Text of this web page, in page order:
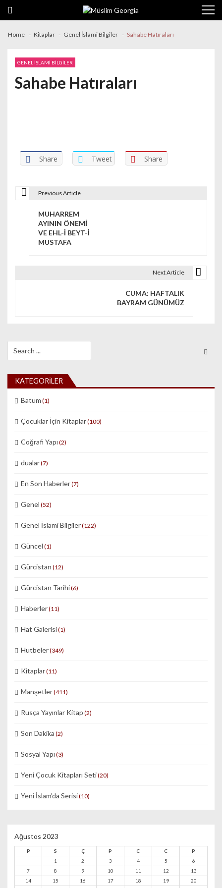
Home Kitaplar Genel İslami Bilgiler Sahabe Hatıraları
GENEL İSLAMI BILGILER
Sahabe Hatıraları
Share Tweet Share
Previous Article
MUHARREM
AYININ ÖNEMİ
VE EHL-İ BEYT-İ
MUSTAFA
Next Article
CUMA: HAFTALIK
BAYRAM GÜNÜMÜZ
KATEGORILER
Batum (1)
Çocuklar İçin Kitaplar(100)
Coğrafi Yapı (2)
dualar(7)
En Son Haberler(7)
Genel (52)
Genel İslami Bilgiler(122)
Güncel (1)
Gürcistan (12)
Gürcistan Tarihi(6)
Haberler(11)
Hat Galerisi(1)
Hutbeler(349)
Kitaplar(11)
Manşetler(411)
Rusça Yayınlar Kitap (2)
Son Dakika (2)
Sosyal Yapı (3)
Yeni Çocuk Kitapları Seti(20)
Yeni İslam'da Serisi(10)
Ağustos 2023
P S Ç P C C
P
1
2 3 4 5
6
7
8 9 10 11 12
13
14
15 16 17 18 19
20